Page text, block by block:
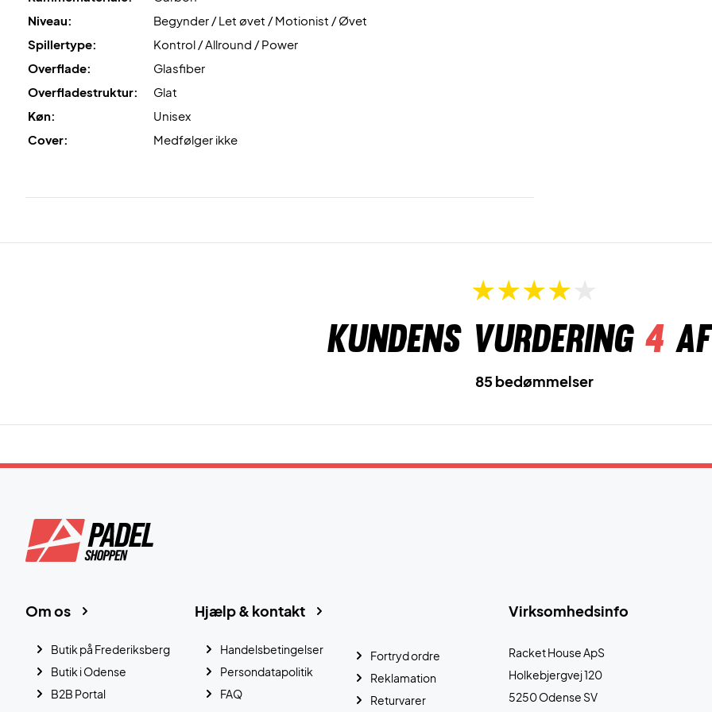
Niveau:
Begynder / Let øvet / Motionist / Øvet
Spillertype:
Kontrol / Allround / Power
Overflade:
Glasfiber
Overfladestruktur:
Glat
Køn:
Unisex
Cover:
Medfølger ikke
Kundens vurdering 4af
85 bedømmelser
Virksomhedsinfo
Racket House ApS
Holkebjergvej 120
5250 Odense SV
Hjælp & kontakt
Handelsbetingelser
Persondatapolitik
FAQ
Fortryd ordre
Reklamation
Returvarer
Om os
Butik på Frederiksberg
Butik i Odense
B2B Portal